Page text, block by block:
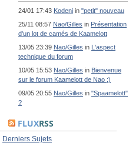
24/01 17:43 Kodeni in "petit" nouveau
25/11 08:57 Nao/Gilles in Présentation
d'un lot de camés de Kaamelott
13/05 23:39 Nao/Gilles in L'aspect
technique du forum
10/05 15:53 Nao/Gilles in Bienvenue
sur le forum Kaamelott de Nao ;)
09/05 20:55 Nao/Gilles in "Spaamelott"
?
FLUXRSS
Derniers Sujets